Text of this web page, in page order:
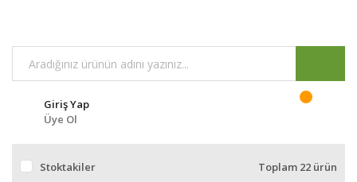
Giriş Yap
Üye Ol
Stoktakiler Toplam 22 ürün